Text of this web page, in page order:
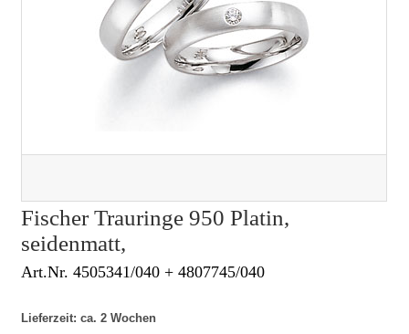
Fischer Trauringe 950 Platin,
seidenmatt,
Art.Nr. 4505341/040 + 4807745/040
Lieferzeit: ca. 2 Wochen